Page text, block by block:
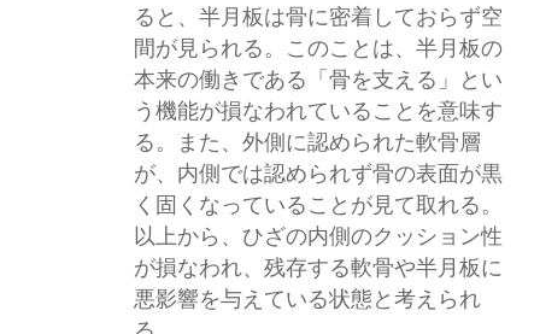
ると、半月板は骨に密着しておらず空
間が見られる。このことは、半月板の
本来の働きである「骨を支える」とい
う機能が損なわれていることを意味す
る。また、外側に認められた軟骨層
が、内側では認められず骨の表面が黒
く固くなっていることが見て取れる。
以上から、ひざの内側のクッション性
が損なわれ、残存する軟骨や半月板に
悪影響を与えている状態と考えられ